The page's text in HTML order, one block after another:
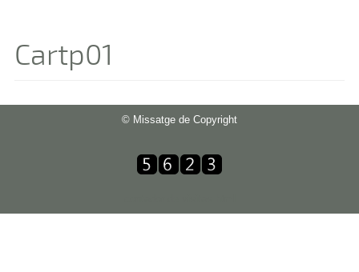
Cartp01
© Missatge de Copyright